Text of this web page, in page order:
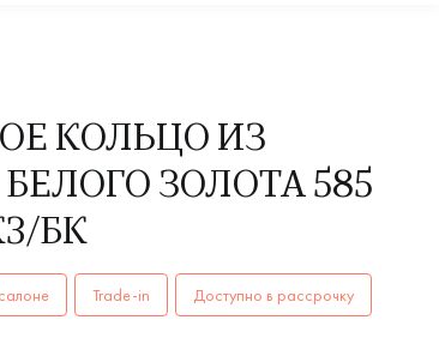
КОЛЬЦО ИЗ
ЗОЛОТА 585
БК
парные ДН-К3/БК AU 585 купить в
Trade-in Доступно в рассрочку